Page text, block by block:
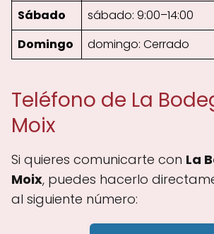
Sábado
sábado: 9:00–14:00
Domingo
domingo: Cerrado
Teléfono de La
Moix
Si quieres comunicarte con La
Moix, puedes hacerlo
al siguiente número: